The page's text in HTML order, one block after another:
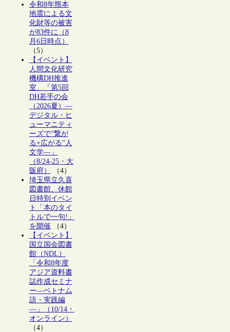
令和8年熊本
地震による文
化財等の被害
が83件に（8
月6日時点）
（5）
【イベント】
人間文化研究
機構DH推進
室、「第5回
DH若手の会
（2026夏）―
デジタル・ヒ
ューマニティ
ーズで“繋が
る×広がる”人
文学―」
（8/24-25・大
阪府）
（4）
埼玉県立久喜
図書館、休館
日特別イベン
ト「本のタイ
トルで一句!」
を開催（4）
【イベント】
国立国会図書
館（NDL）
「令和8年度
アジア資料書
誌作成セミナ
ー―ベトナム
語・実践編
―」（10/14・
オンライン）
（4）